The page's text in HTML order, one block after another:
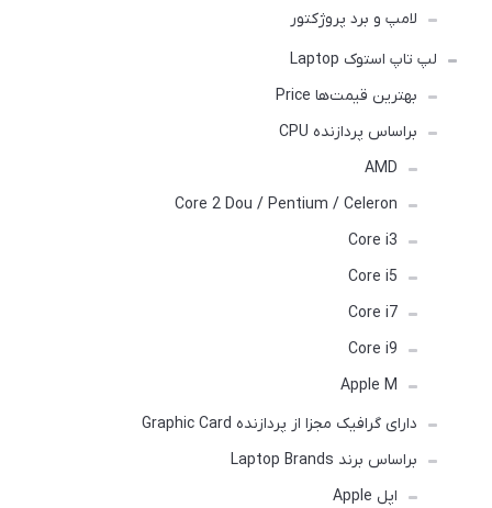
لامپ و برد پروژکتور
لپ تاپ استوک Laptop
بهترین قیمت‌ها Price
براساس پردازنده CPU
AMD
Core 2 Dou / Pentium / Celeron
Core i3
Core i5
Core i7
Core i9
Apple M
دارای گرافیک مجزا از پردازنده Graphic Card
براساس برند Laptop Brands
اپل Apple